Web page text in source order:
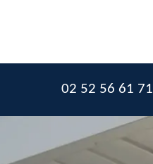
02 52 56 61 71